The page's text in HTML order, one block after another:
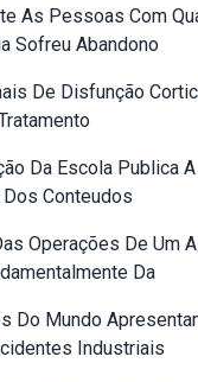
As Pessoas Com
Sofreu Abandono
De Disfunção
Da Escola Publica
Conteudos
Operações De Um
Da
Do Mundo
Industriais